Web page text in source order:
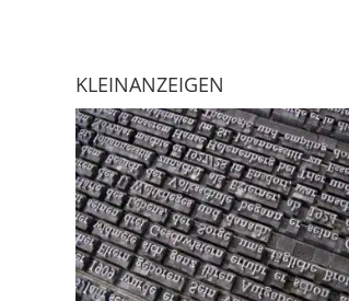
KLEINANZEIGEN